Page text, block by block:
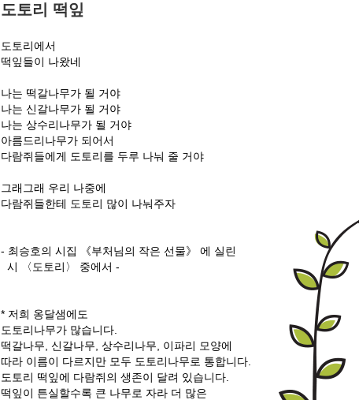
도토리 떡잎
도토리에서
떡잎들이 나왔네
나는 떡갈나무가 될 거야
나는 신갈나무가 될 거야
나는 상수리나무가 될 거야
아름드리나무가 되어서
다람쥐들에게 도토리를 두루 나눠 줄 거야
그래그래 우리 나중에
다람쥐들한테 도토리 많이 나눠주자
- 최승호의 시집 《부처님의 작은 선물》 에 실린
시 〈도토리〉 중에서 -
* 저희 옹달샘에도
도토리나무가 많습니다.
떡갈나무, 신갈나무, 상수리나무, 이파리 모양에
따라 이름이 다르지만 모두 도토리나무로 통합니다.
도토리 떡잎에 다람쥐의 생존이 달려 있습니다.
떡잎이 튼실할수록 큰 나무로 자라 더 많은